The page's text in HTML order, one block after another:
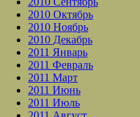
2010 Октябрь
2010 Ноябрь
2010 Декабрь
2011 Январь
2011 Февраль
2011 Март
2011 Июнь
2011 Июль